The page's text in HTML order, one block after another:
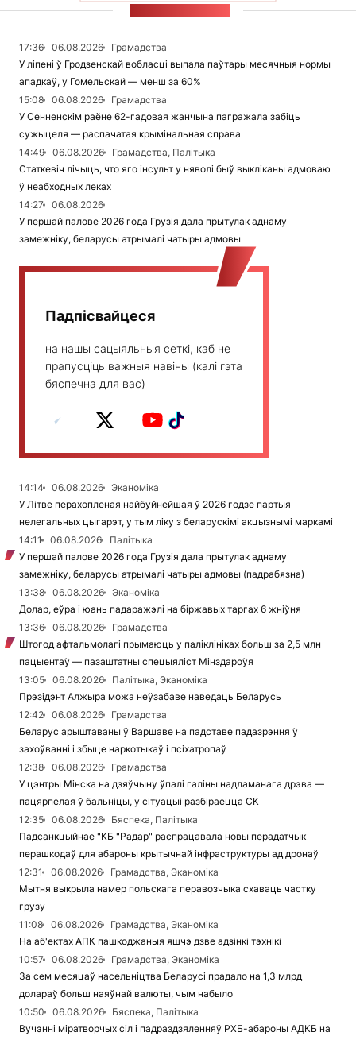
17:36 06.08.2026
Грамадства
У ліпені ў Гродзенскай вобласці выпала паўтары месячныя нормы
ападкаў, у Гомельскай — менш за 60%
15:08
06.08.2026
Грамадства
У Сенненскім раёне 62-гадовая жанчына пагражала забіць
сужыцеля — распачатая крымінальная справа
14:49
06.08.2026
Грамадства, Палітыка
Статкевіч лічыць, что яго інсульт у няволі быў выкліканы адмоваю
ў неабходных леках
14:27
06.08.2026
У першай палове 2026 года Грузія дала прытулак аднаму
замежніку, беларусы атрымалі чатыры адмовы
Падпісвайцеся
на нашы сацыяльныя сеткі, каб не
прапусціць важныя навіны (калі гэта
бяспечна для вас)
14:14 06.08.2026
Эканоміка
У Літве перахопленая найбуйнейшая ў 2026 годзе партыя
нелегальных цыгарэт, у тым ліку з беларускімі акцызнымі маркамі
14:11
06.08.2026
Палітыка
У першай палове 2026 года Грузія дала прытулак аднаму
замежніку, беларусы атрымалі чатыры адмовы (падрабязна)
13:38
06.08.2026
Эканоміка
Долар, еўра і юань падаражэлі на біржавых таргах 6 жніўня
13:36
06.08.2026
Грамадства
Штогод афтальмолагі прымаюць у паліклініках больш за 2,5 млн
пацыентаў — пазаштатны спецыяліст Мінздароўя
13:05
06.08.2026
Палітыка, Эканоміка
Прэзідэнт Алжыра можа неўзабаве наведаць Беларусь
12:42
06.08.2026
Грамадства
Беларус арыштаваны ў Варшаве на падставе падазрэння ў
захоўванні і збыце наркотыкаў і псіхатропаў
12:38
06.08.2026
Грамадства
У цэнтры Мінска на дзяўчыну ўпалі галіны надламанага дрэва —
пацярпелая ў бальніцы, у сітуацыі разбіраецца СК
12:35
06.08.2026
Бяспека, Палітыка
Падсанкцыйнае "КБ "Радар" распрацавала новы перадатчык
перашкодаў для абароны крытычнай інфраструктуры ад дронаў
12:31
06.08.2026
Грамадства, Эканоміка
Мытня выкрыла намер польскага перавозчыка схаваць частку
грузу
11:08
06.08.2026
Грамадства, Эканоміка
На аб'ектах АПК пашкоджаныя яшчэ дзве адзінкі тэхнікі
10:57
06.08.2026
Грамадства, Эканоміка
За сем месяцаў насельніцтва Беларусі прадало на 1,3 млрд
долараў больш наяўнай валюты, чым набыло
10:50
06.08.2026
Бяспека, Палітыка
Вучэнні міратворчых сіл і падраздзяленняў РХБ-абароны АДКБ на